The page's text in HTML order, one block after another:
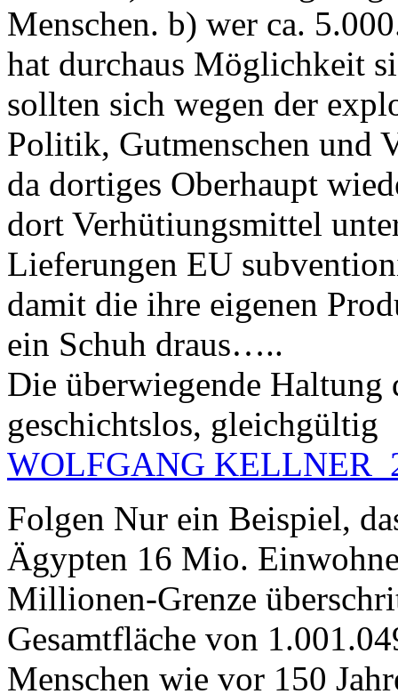
Menschen. b) wer ca.
hat durchaus Möglichkeit
sollten sich wegen der
Politik, Gutmenschen und
da dortiges Oberhaupt
dort Verhütiungsmittel
Lieferungen EU
damit die ihre eigenen
ein Schuh draus…..
Die überwiegende
geschichtslos, gleichgültig
WOLFGANG KELLNER
Folgen Nur ein Beispiel,
Ägypten 16 Mio.
Millionen-Grenze
Gesamtfläche von
Menschen wie vor 150